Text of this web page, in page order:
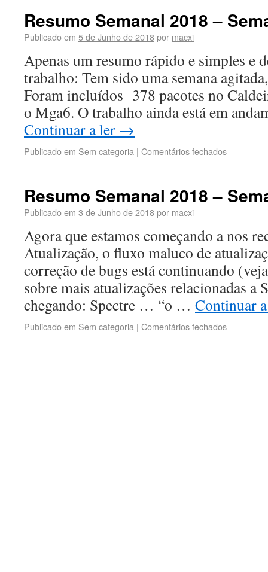
Resumo Semanal 2018 –
Publicado em 5 de Junho de 2018por macxi
Apenas um resumo rápido e simples e
trabalho: Tem sido uma semana
Foram incluídos 378 pacotes no
o Mga6. O trabalho ainda está em
Continuar a ler →
Publicado em Sem categoria | Comentários fechados
Resumo Semanal 2018 –
Publicado em 3 de Junho de 2018por macxi
Agora que estamos começando a nos
Atualização, o fluxo maluco de
correção de bugs está continuando
sobre mais atualizações relacionadas a
chegando: Spectre … “o … Continuar
Publicado em Sem categoria | Comentários fechados